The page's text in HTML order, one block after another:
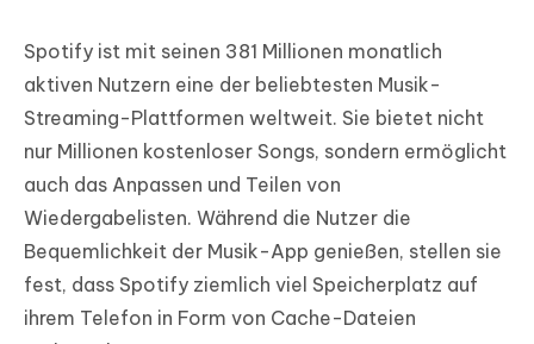
Spotify ist mit seinen 381 Millionen monatlich
aktiven Nutzern eine der beliebtesten Musik-
Streaming-Plattformen weltweit. Sie bietet nicht
nur Millionen kostenloser Songs, sondern ermöglicht
auch das Anpassen und Teilen von
Wiedergabelisten. Während die Nutzer die
Bequemlichkeit der Musik-App genießen, stellen sie
fest, dass Spotify ziemlich viel Speicherplatz auf
ihrem Telefon in Form von Cache-Dateien